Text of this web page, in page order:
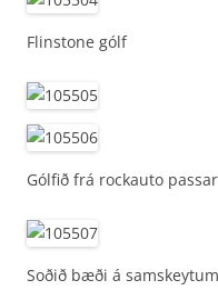
Flinstone gólf
Gólfið frá rockauto
Soðið bæði á